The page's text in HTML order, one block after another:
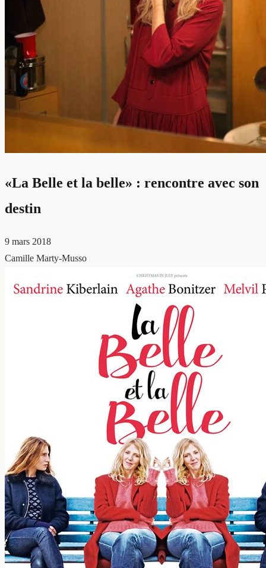
«La Belle et la belle» : rencontre avec son
destin
9 mars 2018
Camille Marty-Musso